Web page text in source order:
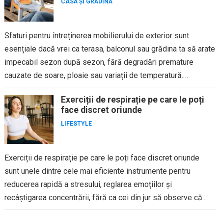
CASĂ ȘI GRĂDINĂ
Sfaturi pentru întreținerea mobilierului de exterior sunt
esențiale dacă vrei ca terasa, balconul sau grădina ta să arate
impecabil sezon după sezon, fără degradări premature
cauzate de soare, ploaie sau variații de temperatură.
Exerciții de respirație pe care le poți
face discret oriunde
LIFESTYLE
Exerciții de respirație pe care le poți face discret oriunde
sunt unele dintre cele mai eficiente instrumente pentru
reducerea rapidă a stresului, reglarea emoțiilor și
recâștigarea concentrării, fără ca cei din jur să observe că...